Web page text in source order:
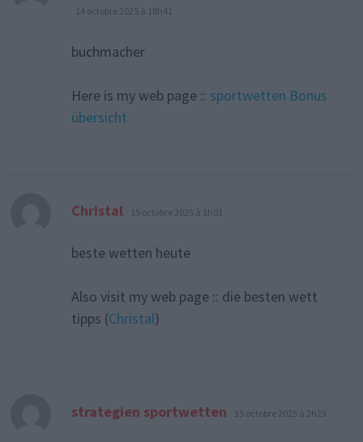
14 octobre 2025 à 18h41
buchmacher
Here is my web page :: sportwetten Bonus
übersicht
Christal dit :
15 octobre 2025 à 1h01
beste wetten heute
Also visit my web page :: die besten wett
tipps (Christal)
strategien sportwetten dit :
15 octobre 2025 à 2h23